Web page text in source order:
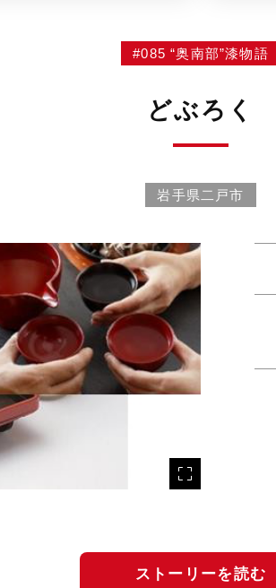
#085 “奥南部”漆物語
どぶろく
岩手県二戸市
ストーリーを読む